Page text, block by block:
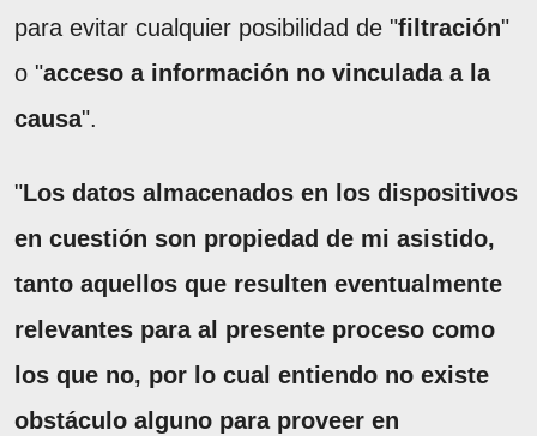
para evitar cualquier posibilidad de "filtración"
o "acceso a información no vinculada a la
causa".
"Los datos almacenados en los dispositivos
en cuestión son propiedad de mi asistido,
tanto aquellos que resulten eventualmente
relevantes para al presente proceso como
los que no, por lo cual entiendo no existe
obstáculo alguno para proveer en